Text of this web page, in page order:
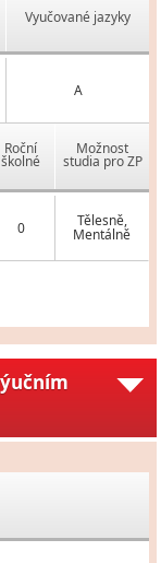
Vyučované jazyky
A
Roční
školné
Možnost
studia pro ZP
0 Tělesně,
Mentálně